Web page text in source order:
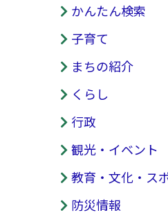
かんたん検索
子育て
まちの紹介
くらし
行政
観光・イベント
教育・文化・ス
防災情報